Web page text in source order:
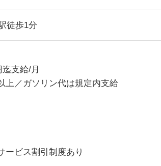
徒歩1分
支給/月
／ガソリン代は規定内支給
ービス割引制度あり